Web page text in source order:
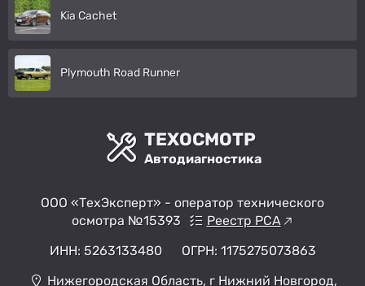
Kia Cachet
Plymouth Road Runner
ТЕХОСМОТР
Автодиагностика
ООО «ТехЭксперт» - оператор технического
осмотра №15393
Реестр РСА
ИНН: 5263133480
ОГРН: 1175275073863
Нижегородская Область, г Нижний Новгород,